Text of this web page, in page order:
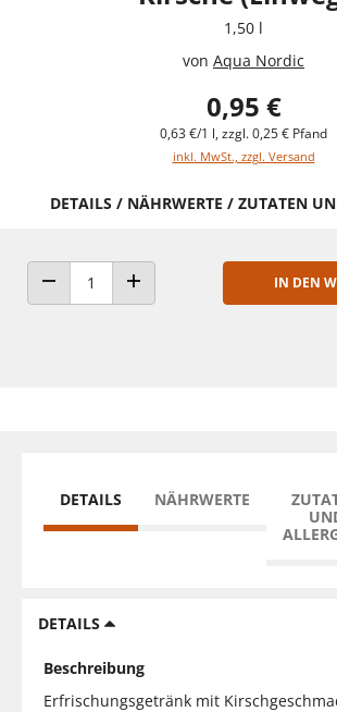
1,50 l
von Aqua Nordic
0,95 €
0,63 €/1 l, zzgl. 0,25 € Pfand
inkl. MwSt., zzgl. Versand
DETAILS / NÄHRWERTE / ZUTATEN
ANZAHL VERRINGERNANZAHL ERHÖHEN
IN DEN
DETAILS NÄHRWERTE
DETAILS
Beschreibung
Erfrischungsgetränk mit